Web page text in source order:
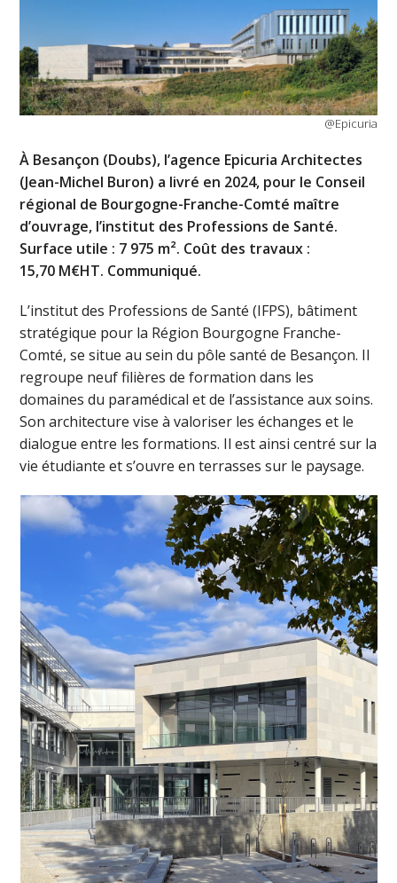
@Epicuria
À Besançon (Doubs), l’agence Epicuria Architectes
(Jean-Michel Buron) a livré en 2024, pour le Conseil
régional de Bourgogne-Franche-Comté maître
d’ouvrage, l’institut des Professions de Santé.
Surface utile : 7 975 m². Coût des travaux :
15,70 M€HT. Communiqué.
L’institut des Professions de Santé (IFPS), bâtiment
stratégique pour la Région Bourgogne Franche-
Comté, se situe au sein du pôle santé de Besançon. Il
regroupe neuf filières de formation dans les
domaines du paramédical et de l’assistance aux soins.
Son architecture vise à valoriser les échanges et le
dialogue entre les formations. Il est ainsi centré sur la
vie étudiante et s’ouvre en terrasses sur le paysage.